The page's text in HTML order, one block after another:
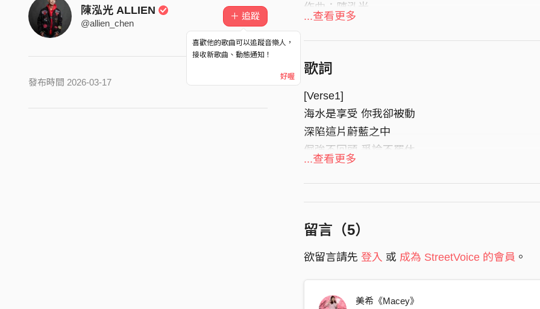
陳泓光 ALLIEN
@allien_chen
＋ 追蹤
喜歡他的歌曲可以追蹤音樂人，
接收新歌曲、動態通知！
好喔
發布時間 2026-03-17
作曲：陳泓光
編曲：時光。夢音樂工作室
...查看更多
歌詞
[Verse1]
海水是享受 你我卻被動
深陷這片蔚藍之中
倔強不回頭 爭論不罷休
誰也不願認錯
習慣守著眼前的沙攤
卻忘了潮汐 會把人
推向 遠方
[Chrous1]
我乘這條船 望向同一片星空
...查看更多
留言（5）
欲留言請先 登入 或 成為 StreetVoice 的會員 。
美希《Macey》